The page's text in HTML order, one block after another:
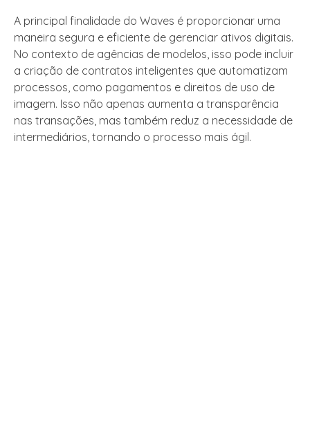
A principal finalidade do Waves é proporcionar uma
maneira segura e eficiente de gerenciar ativos digitais.
No contexto de agências de modelos, isso pode incluir
a criação de contratos inteligentes que automatizam
processos, como pagamentos e direitos de uso de
imagem. Isso não apenas aumenta a transparência
nas transações, mas também reduz a necessidade de
intermediários, tornando o processo mais ágil.